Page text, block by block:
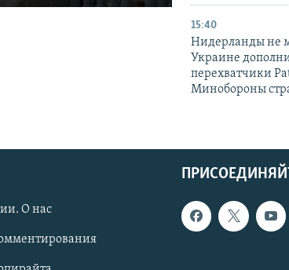
15:40
Нидерланды не
Украине
перехватчики
Минобороны
О нас